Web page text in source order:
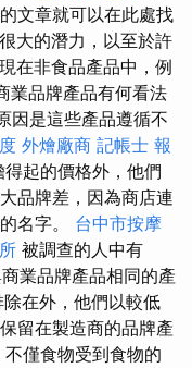
文章就可以在此處找
大的潛力，以至於許
在非食品產品中，例
業品牌產品有何看法
因是這些產品遵循不
外燴廠商 記帳士 報
起的價格外，他們
品牌差，因為商店連
名字。 台中市按摩
被調查的人中有
業品牌產品相同的產
除在外，他​​們以較低
留在製造商的品牌產
僅食物受到食物的